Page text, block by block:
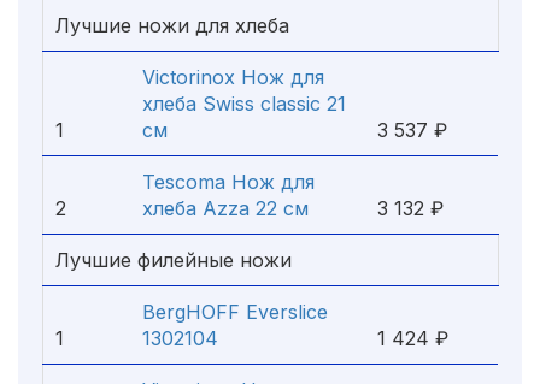
Лучшие ножи для хлеба
1
Victorinox Нож для
хлеба Swiss classic 21
см
3 537 ₽
2
Tescoma Нож для
хлеба Azza 22 см
3 132 ₽
Лучшие филейные ножи
1
BergHOFF Everslice
1302104
1 424 ₽